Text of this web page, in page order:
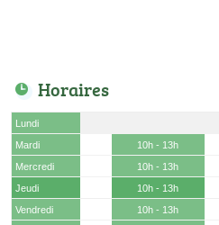
Horaires
Lundi
Mardi
10h - 13h
Mercredi
10h - 13h
Jeudi
10h - 13h
Vendredi
10h - 13h